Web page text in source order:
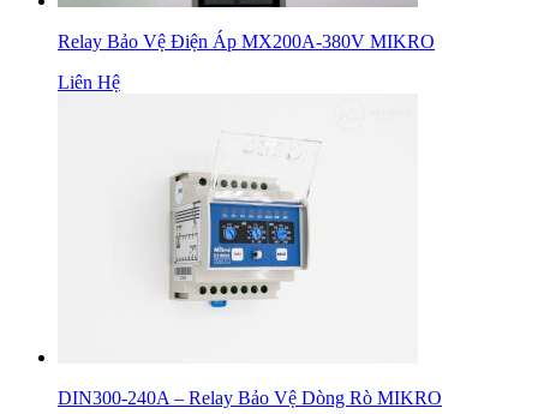
Relay Bảo Vệ Điện Áp MX200A-380V MIKRO
Liên Hệ
DIN300-240A – Relay Bảo Vệ Dòng Rò MIKRO